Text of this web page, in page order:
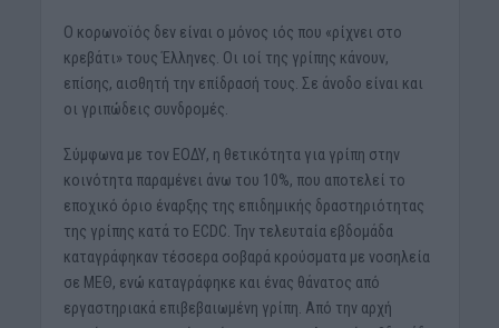
Ο κορωνοϊός δεν είναι ο μόνος ιός που «ρίχνει στο
κρεβάτι» τους Έλληνες. Οι ιοί της γρίπης κάνουν,
επίσης, αισθητή την επίδρασή τους. Σε άνοδο είναι και
οι γριπώδεις συνδρομές.
Σύμφωνα με τον ΕΟΔΥ, η θετικότητα για γρίπη στην
κοινότητα παραμένει άνω του 10%, που αποτελεί το
εποχικό όριο έναρξης της επιδημικής δραστηριότητας
της γρίπης κατά το ECDC. Την τελευταία εβδομάδα
καταγράφηκαν τέσσερα σοβαρά κρούσματα με νοσηλεία
σε ΜΕΘ, ενώ καταγράφηκε και ένας θάνατος από
εργαστηριακά επιβεβαιωμένη γρίπη. Από την αρχή